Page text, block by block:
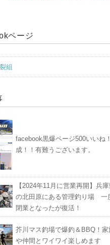
ページ
組
facebook黒爆ページ500いいね
成！！有難うございます。
【2024年11月に営業再開】兵
の北田原にある管理釣り場 一
閉業となったが復活！
芥川マス釣場で爆釣＆BBQ！家
や仲間とワイワイ楽しめます